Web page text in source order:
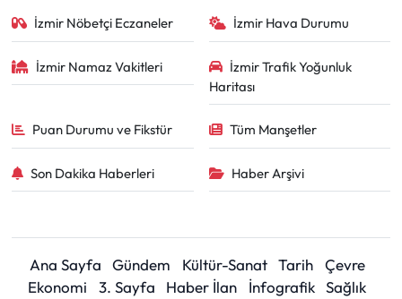
İzmir Nöbetçi Eczaneler İzmir Hava Durumu
İzmir Namaz Vakitleri
İzmir Trafik Yoğunluk
Haritası
Puan Durumu ve Fikstür Tüm Manşetler
Son Dakika Haberleri Haber Arşivi
Ana Sayfa Gündem Kültür-Sanat Tarih
Çevre
Ekonomi
3. Sayfa Haber İlan İnfografik Sağlık